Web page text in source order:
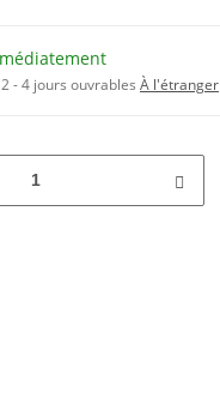
2 - 4 jours ouvrables À l'étranger